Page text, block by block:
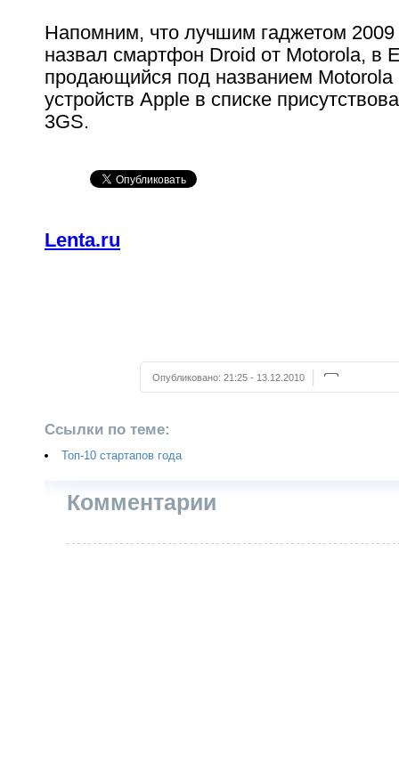
Напомним, что лучшим гаджетом 2009
назвал смартфон Droid от Motorola, в
продающийся под названием Motorola
устройств Apple в списке
3GS.
Lenta.ru
Опубликовано: 21:25 - 13.12.2010
Ссылки по теме:
Топ-10 стартапов года
Комментарии